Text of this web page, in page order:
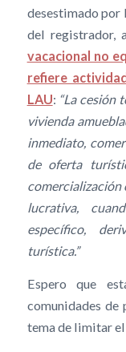
desestimado por
del registrador,
vacacional no
refiere
LAU: “La cesión
vivienda
inmediato,
de oferta
comercialización
lucrativa,
específico,
turística.”
Espero que
comunidades
tema de limitar